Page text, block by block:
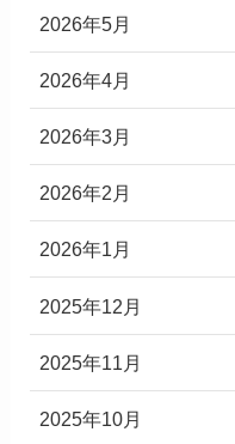
2026年5月
2026年4月
2026年3月
2026年2月
2026年1月
2025年12月
2025年11月
2025年10月